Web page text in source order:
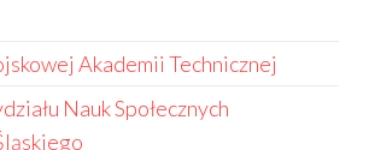
Akademii Technicznej
Nauk Społecznych